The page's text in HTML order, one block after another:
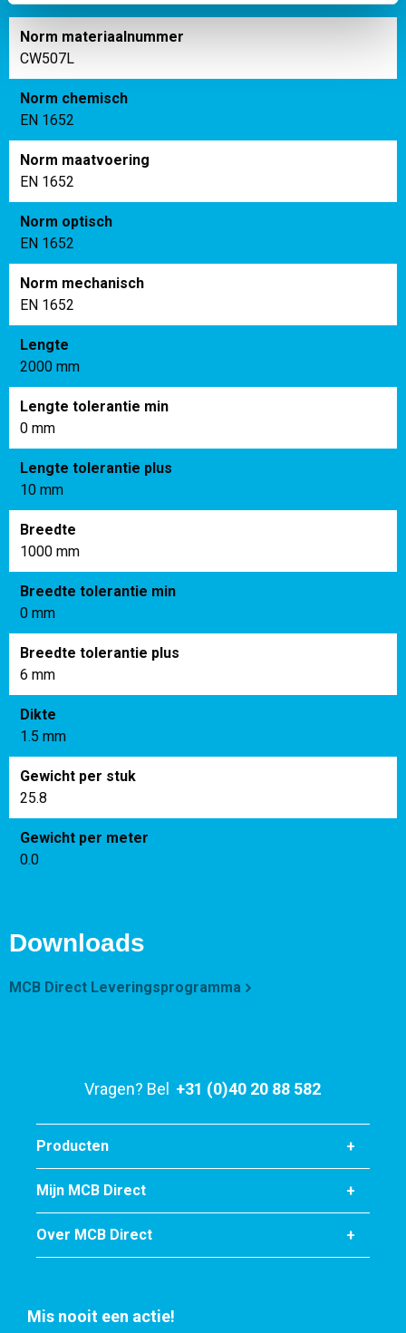
Norm materiaalnummer
CW507L
Norm chemisch
EN 1652
Norm maatvoering
EN 1652
Norm optisch
EN 1652
Norm mechanisch
EN 1652
Lengte
2000 mm
Lengte tolerantie min
0 mm
Lengte tolerantie plus
10 mm
Breedte
1000 mm
Breedte tolerantie min
0 mm
Breedte tolerantie plus
6 mm
Dikte
1.5 mm
Gewicht per stuk
25.8
Gewicht per meter
0.0
Downloads
MCB Direct Leveringsprogramma
Vragen? Bel +31 (0)40 20 88 582
Producten
Mijn MCB Direct
Over MCB Direct
Mis nooit een actie!